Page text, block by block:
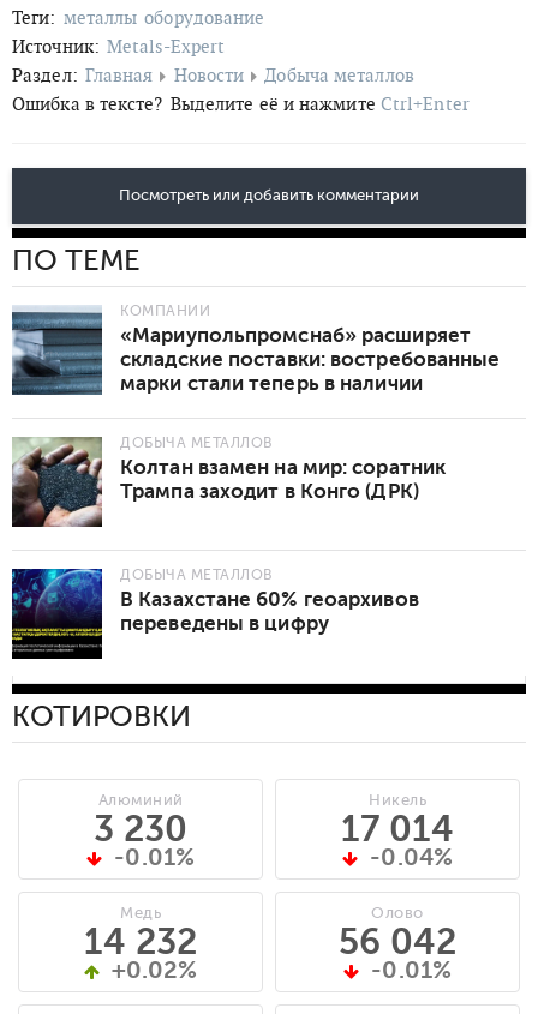
Теги: металлы оборудование
Источник: Metals-Expert
Раздел: Главная Новости
Добыча металлов
Ошибка в тексте? Выделите её и нажмите Ctrl+Enter
Посмотреть или добавить комментарии
ПО ТЕМЕ
КОМПАНИИ
«Мариупольпромснаб» расширяет
складские поставки: востребованные
марки стали теперь в наличии
ДОБЫЧА МЕТАЛЛОВ
Колтан взамен на мир: соратник
Трампа заходит в Конго (ДРК)
ДОБЫЧА МЕТАЛЛОВ
В Казахстане 60% геоархивов
переведены в цифру
КОТИРОВКИ
Алюминий
3 230
-0.01%
Медь
14 232
+0.02%
Никель
17 014
-0.04%
Олово
56 042
-0.01%